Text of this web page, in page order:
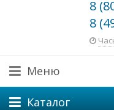
8
8
Меню
Каталог